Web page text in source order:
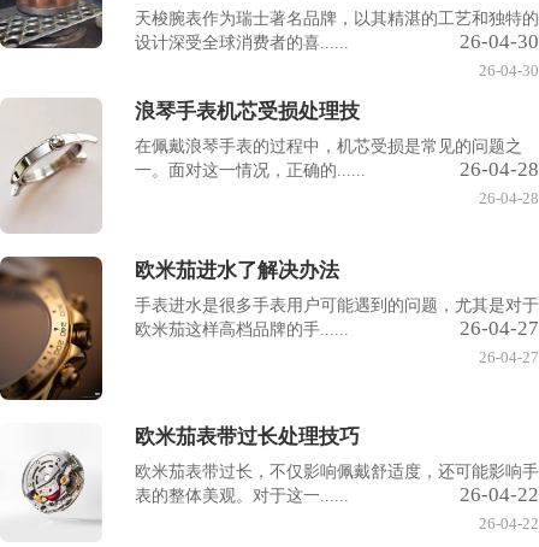
天梭腕表作为瑞士著名品牌，以其精湛的工艺和独特的
设计深受全球消费者的喜......
26-04-30
26-04-30
浪琴手表机芯受损处理技
在佩戴浪琴手表的过程中，机芯受损是常见的问题之
一。面对这一情况，正确的......
26-04-28
26-04-28
欧米茄进水了解决办法
手表进水是很多手表用户可能遇到的问题，尤其是对于
欧米茄这样高档品牌的手......
26-04-27
26-04-27
欧米茄表带过长处理技巧
欧米茄表带过长，不仅影响佩戴舒适度，还可能影响手
表的整体美观。对于这一......
26-04-22
26-04-22